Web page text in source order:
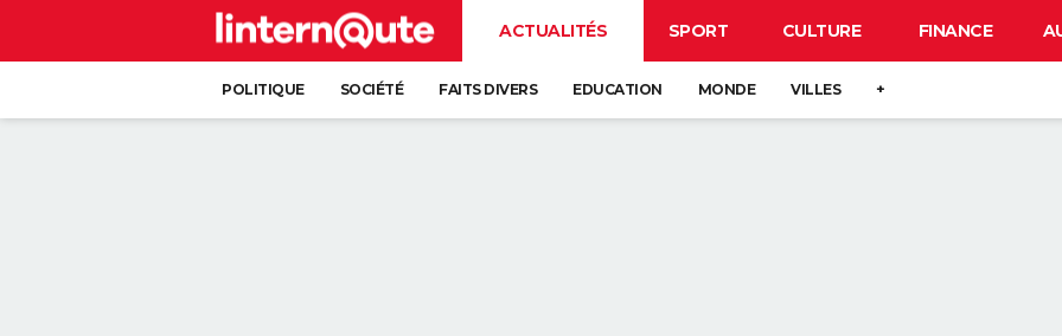
ACTUALITÉS SPORT CULTURE FINANCE
POLITIQUE SOCIÉTÉ FAITS DIVERS EDUCATION MONDE VILLES +